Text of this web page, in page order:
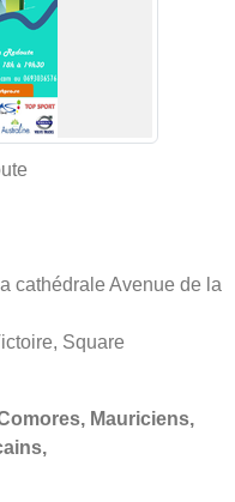
cathédrale Avenue de la
Square
Mauriciens,